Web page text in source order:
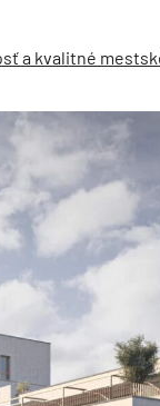
a kvalitné